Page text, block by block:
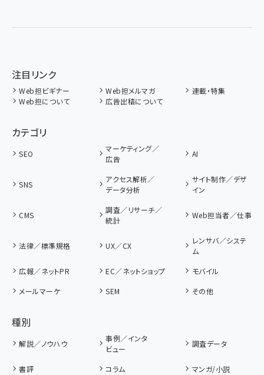
注目リンク
Web担ビギナー Web担メルマガ
連載・特集
Web担について
広告出稿について
カテゴリ
SEO
マーケティング／
広告
AI
SNS
アクセス解析／
データ分析
サイト制作／デザ
イン
CMS
調査／リサーチ／
統計
Web担当者／仕事
法律／標準規格 UX／CX
レンサバ／システ
ム
広報／ネットPR
EC／ネットショップ
モバイル
メールマーケ
SEM その他
種別
解説／ノウハウ
事例／インタ
ビュー
調査データ
書評 コラム
マンガ/小説